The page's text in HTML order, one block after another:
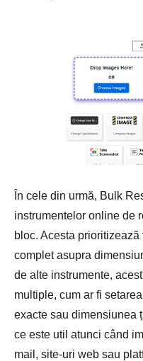
În cele din urmă, Bulk
instrumentelor online de
bloc. Acesta
complet asupra
de alte instrumente,
multiple, cum ar fi
exacte sau dimensiunea
ce este util atunci când
mail, site-uri web sau